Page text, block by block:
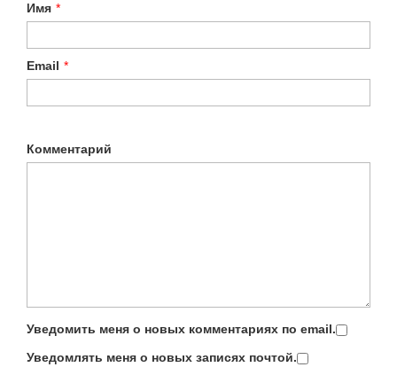
Имя *
Email *
Комментарий
Уведомить меня о новых комментариях по email.
Уведомлять меня о новых записях почтой.